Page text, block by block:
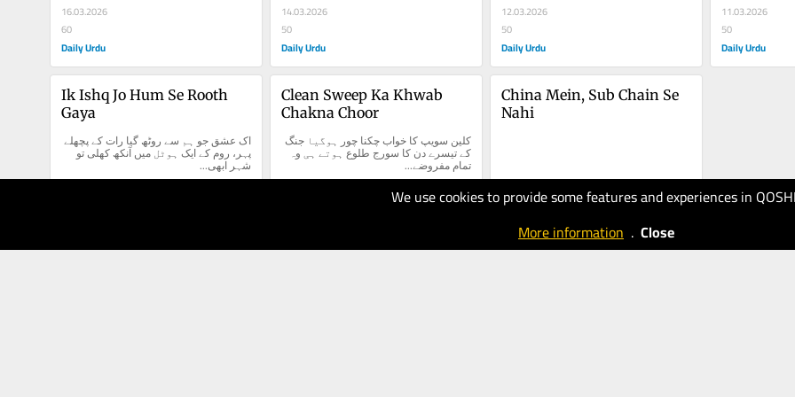
We use cookies to provide some features and experiences in
More information . Close
16.03.2026
60
Daily Urdu
14.03.2026
50
Daily Urdu
12.03.2026
50
Daily Urdu
11.03.2026
50
Daily Urdu
Ik Ishq Jo Hum Se Rooth
Gaya
اک عشق جو ہم سے روٹھ گیا رات کے پچھلے
پہر، روم کے ایک ہوٹل میں آنکھ کھلی تو
شہر ابھی...
Clean Sweep Ka Khwab
Chakna Choor
کلین سویپ کا خواب چکنا چور ہوگیا جنگ
تمام مفروضے...
China Mein, Sub Chain Se
Nahi
29.01.2026
Daily Urdu